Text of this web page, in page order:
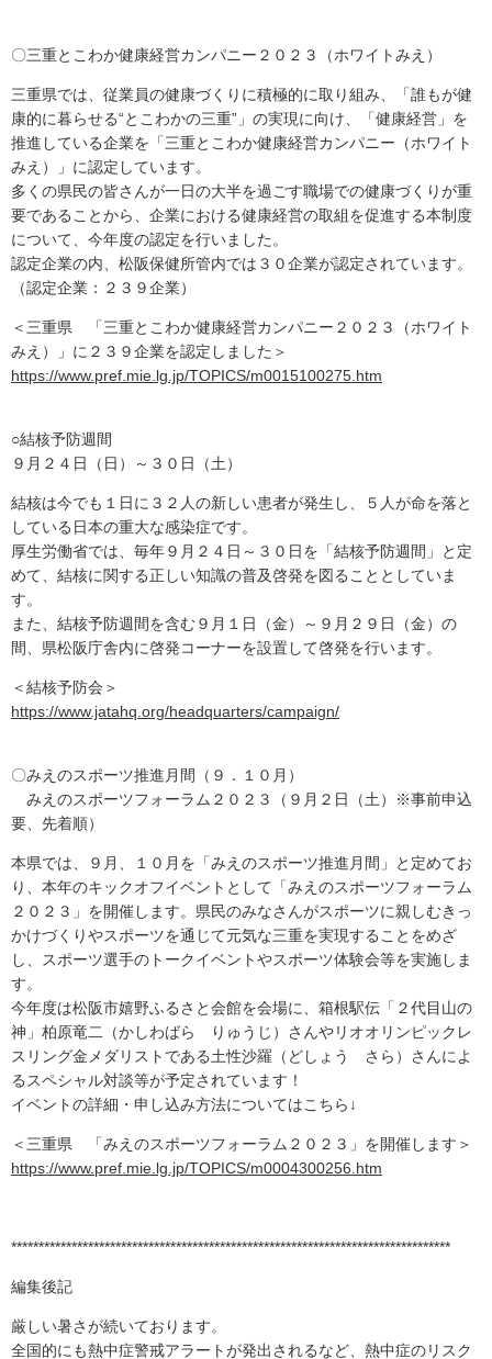
〇三重とこわか健康経営カンパニー２０２３（ホワイトみえ）
三重県では、従業員の健康づくりに積極的に取り組み、「誰もが健
康的に暮らせる“とこわかの三重”」の実現に向け、「健康経営」を
推進している企業を「三重とこわか健康経営カンパニー（ホワイト
みえ）」に認定しています。
多くの県民の皆さんが一日の大半を過ごす職場での健康づくりが重
要であることから、企業における健康経営の取組を促進する本制度
について、今年度の認定を行いました。
認定企業の内、松阪保健所管内では３０企業が認定されています。
（認定企業：２３９企業）
＜三重県 「三重とこわか健康経営カンパニー２０２３（ホワイト
みえ）」に２３９企業を認定しました＞
https://www.pref.mie.lg.jp/TOPICS/m0015100275.htm
○結核予防週間
９月２４日（日）～３０日（土）
結核は今でも１日に３２人の新しい患者が発生し、５人が命を落と
している日本の重大な感染症です。
厚生労働省では、毎年９月２４日～３０日を「結核予防週間」と定
めて、結核に関する正しい知識の普及啓発を図ることとしていま
す。
また、結核予防週間を含む９月１日（金）～９月２９日（金）の
間、県松阪庁舎内に啓発コーナーを設置して啓発を行います。
＜結核予防会＞
https://www.jatahq.org/headquarters/campaign/
〇みえのスポーツ推進月間（９．１０月）
みえのスポーツフォーラム２０２３（９月２日（土）※事前申込
要、先着順）
本県では、９月、１０月を「みえのスポーツ推進月間」と定めてお
り、本年のキックオフイベントとして「みえのスポーツフォーラム
２０２３」を開催します。県民のみなさんがスポーツに親しむきっ
かけづくりやスポーツを通じて元気な三重を実現することをめざ
し、スポーツ選手のトークイベントやスポーツ体験会等を実施しま
す。
今年度は松阪市嬉野ふるさと会館を会場に、箱根駅伝「２代目山の
神」柏原竜二（かしわばら りゅうじ）さんやリオオリンピックレ
スリング金メダリストである土性沙羅（どしょう さら）さんによ
るスペシャル対談等が予定されています！
イベントの詳細・申し込み方法についてはこちら↓
＜三重県 「みえのスポーツフォーラム２０２３」を開催します＞
https://www.pref.mie.lg.jp/TOPICS/m0004300256.htm
********************************************************************************
編集後記
厳しい暑さが続いております。
全国的にも熱中症警戒アラートが発出されるなど、熱中症のリスク